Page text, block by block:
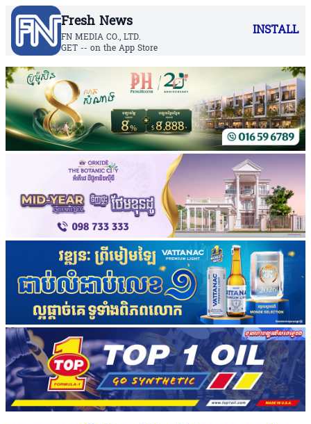
Fresh News
FN MEDIA CO., LTD.
GET -- on the App Store
INSTALL